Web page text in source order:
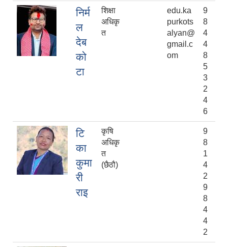
निर्म
ल
देब
को
टा
शिक्षा
अधिकृ
त
edu.ka
purkots
alyan@
gmail.c
om
9
8
4
4
8
5
3
2
4
6
टि
का
कुमा
री
राइ
कृषि
अधिकृ
त
(छैठौ)
9
8
1
4
2
9
8
4
4
2